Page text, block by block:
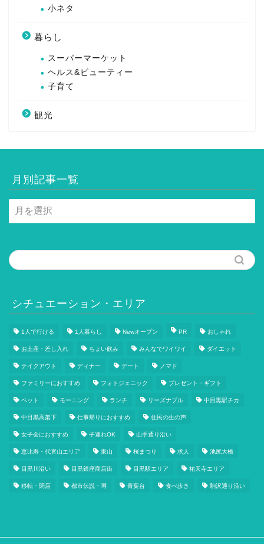
小ネタ
暮らし
スーパーマーケット
ヘルス&ビューティー
子育て
観光
月別記事一覧
月
別
一
覧
シチュエーション・エリア
1人で行ける 1人暮らし Newオープン PR おしゃれ
お土産・差し入れ ちょい飲み みんなでワイワイ ダイエット
テイクアウト ディナー デート ノマド
ファミリーにおすすめ フォトジェニック プレゼント・ギフト
ペット モーニング ランチ リーズナブル 中目黒駅チカ
中目黒高架下 仕事帰りにおすすめ 住民の生の声
女子会におすすめ 子連れOK 山手通り沿い
恵比寿・代官山エリア 東山 桜まつり 求人 池尻大橋
目黒川沿い 目黒銀座商店街 目黒駅エリア 祐天寺エリア
移転・閉店 都市伝説・噂 青葉台 食べ歩き 駒沢通り沿い